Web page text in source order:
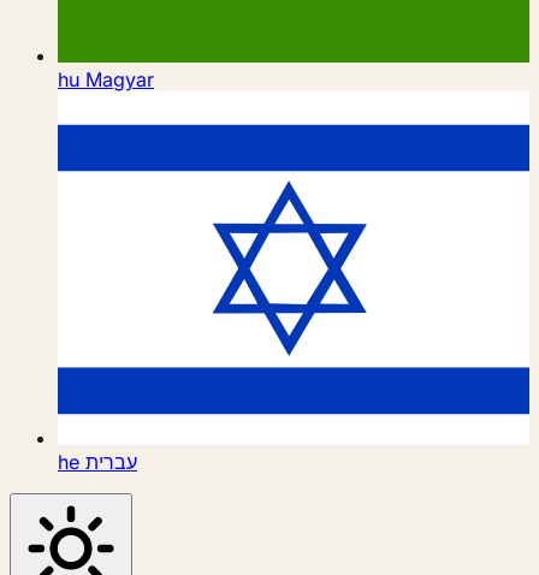
hu Magyar
he עברית